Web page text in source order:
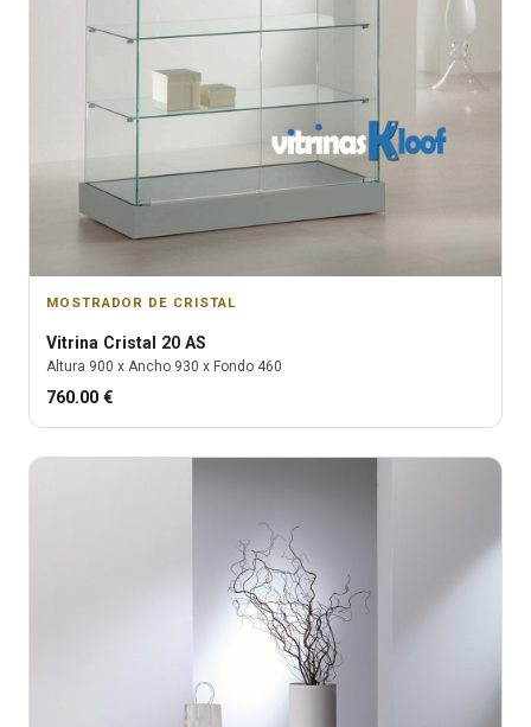
MOSTRADOR DE CRISTAL
Vitrina Cristal 20 AS
Altura 900 x Ancho 930 x Fondo 460
760.00 €